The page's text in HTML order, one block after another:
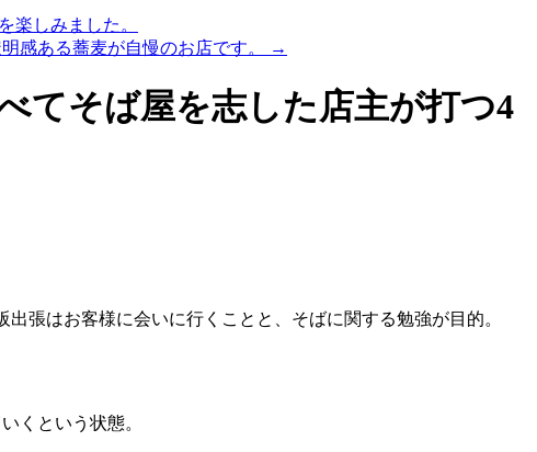
楽しみました。
感ある蕎麦が自慢のお店です。
→
てそば屋を志した店主が打つ4
張はお客様に会いに行くことと、そばに関する勉強が目的。
くという状態。